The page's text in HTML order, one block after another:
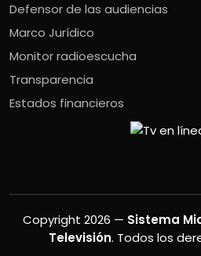
Defensor de las audiencias
Marco Jurídico
Monitor radioescucha
Transparencia
Estados financieros
Copyright 2026 — Sistema
Televisión. Todos los